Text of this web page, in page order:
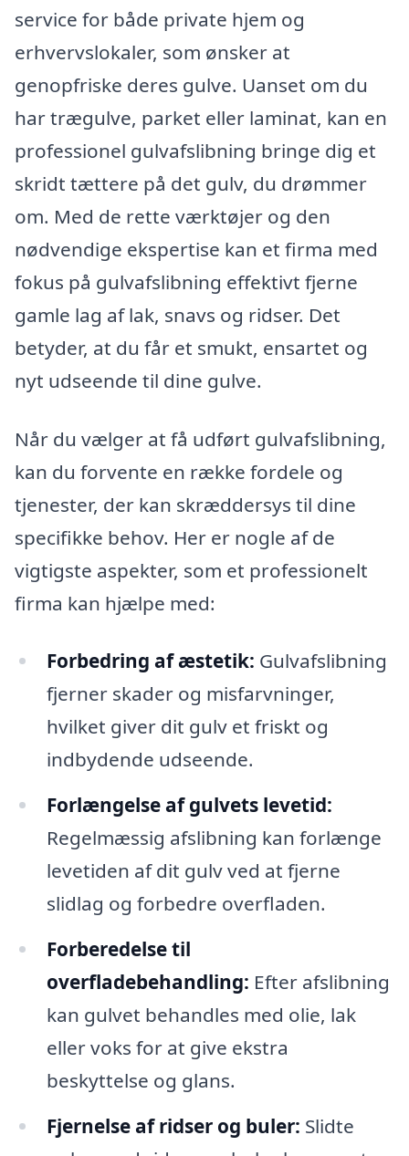
service for både private hjem og
erhvervslokaler, som ønsker at
genopfriske deres gulve. Uanset om du
har trægulve, parket eller laminat, kan en
professionel gulvafslibning bringe dig et
skridt tættere på det gulv, du drømmer
om. Med de rette værktøjer og den
nødvendige ekspertise kan et firma med
fokus på gulvafslibning effektivt fjerne
gamle lag af lak, snavs og ridser. Det
betyder, at du får et smukt, ensartet og
nyt udseende til dine gulve.
Når du vælger at få udført gulvafslibning,
kan du forvente en række fordele og
tjenester, der kan skræddersys til dine
specifikke behov. Her er nogle af de
vigtigste aspekter, som et professionelt
firma kan hjælpe med:
Forbedring af æstetik: Gulvafslibning
fjerner skader og misfarvninger,
hvilket giver dit gulv et friskt og
indbydende udseende.
Forlængelse af gulvets levetid:
Regelmæssig afslibning kan forlænge
levetiden af dit gulv ved at fjerne
slidlag og forbedre overfladen.
Forberedelse til
overfladebehandling: Efter afslibning
kan gulvet behandles med olie, lak
eller voks for at give ekstra
beskyttelse og glans.
Fjernelse af ridser og buler: Slidte